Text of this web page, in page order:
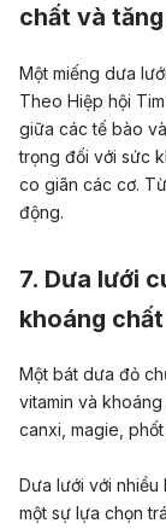
chất và
Một miếng dưa
Theo Hiệp hội
giữa các tế bào
trọng đối với sức
co giãn các cơ.
động.
7. Dưa lưới
khoáng
Một bát dưa đỏ
vitamin và
canxi, magie,
Dưa lưới với
một sự lựa chọn